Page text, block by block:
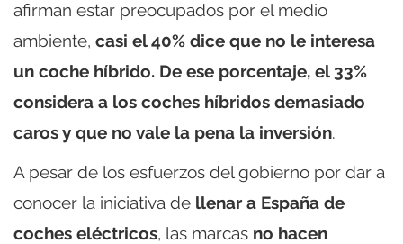
afirman estar preocupados por el medio
ambiente, casi el 40% dice que no le interesa
un coche híbrido. De ese porcentaje, el 33%
considera a los coches híbridos demasiado
caros y que no vale la pena la inversión.
A pesar de los esfuerzos del gobierno por dar a
conocer la iniciativa de llenar a España de
coches eléctricos, las marcas no hacen